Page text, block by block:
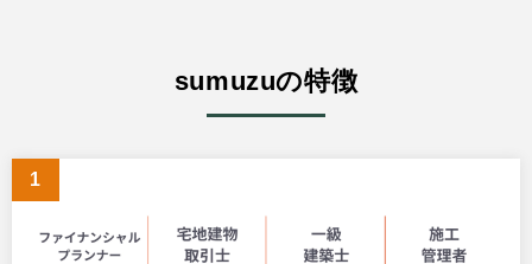
sumuzuの特徴